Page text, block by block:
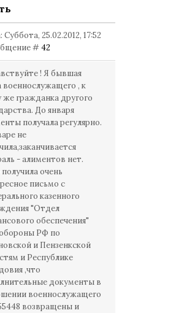
Суббота, 25.02.2012, 17:52
#42
! Я бывшая
военнослужащего , к
же гражданка другого
До января
получала регулярно.
не
- алиментов нет.
очень
письмо с
казенного
"Отдел
обеспечения"
РФ по
и Пензенкской
и Республике
,что
документы в
военнослужащего
возвращены и